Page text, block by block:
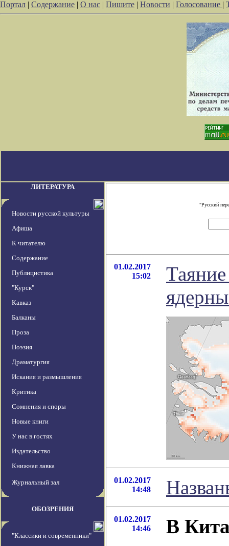
Портал | Содержание | О нас | Пишите | Новости | Голосование |
ЛИТЕРАТУРА
Новости русской культуры
Афиша
К читателю
Содержание
Публицистика
"Курск"
Кавказ
Балканы
Проза
Поэзия
Драматургия
Искания и размышления
Критика
Сомнения и споры
Новые книги
У нас в гостях
Издательство
Книжная лавка
Журнальный зал
ОБОЗРЕНИЯ
"Классики и современники"
"Русский
01.02.2017
15:02
01.02.2017
14:48
01.02.2017
14:46
В